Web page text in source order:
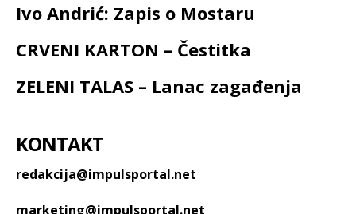
Ivo Andrić: Zapis o Mostaru
CRVENI KARTON – Čestitka
ZELENI TALAS – Lanac zagađenja
KONTAKT
redakcija@impulsportal.net
marketing@impulsportal.net